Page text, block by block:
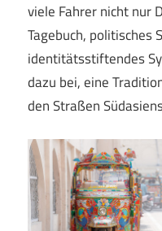
viele Fahrer nicht nur
Tagebuch, politisches
identitätsstiftendes
dazu bei, eine
den Straßen